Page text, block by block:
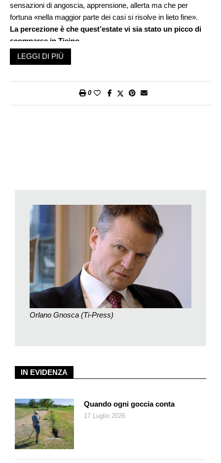
sensazioni di angoscia, apprensione, allerta ma che per
fortuna «nella maggior parte dei casi si risolve in lieto fine».
La percezione è che quest’estate vi sia stato un picco di
scomparse in Ticino.
È una percezione giusta, perché nelle ultime settimane c’è
stata una concentrazione di casi, ma in realtà – informa il
Da gennaio alla fine di agosto si contano un po’ meno di una
tipologia degli allontanamenti è comunque varia. Quello che
dico sempre è che ogni caso è un caso a sé stante, per la sua
storia, la sua particolarità. Frequentemente assistiamo, ad
esempio, all’allontanamento di ospiti delle cliniche
psichiatriche: c’è chi si allontana dagli istituti di cura ogni due
giorni, e non sono casi meno preoccupanti perché spesso,
questi sono confrontati a stati di smarrimento e si espongono a
pericolo. Oppure ci sono scomparse di persone che non
hanno mai dato adito a problemi, o ancora, la scomparsa di
persone affette da depressione e che magari hanno anche
certa idea sulla destinazione ci viene indicata dal denunciante,
altre scomparse non si sa invece né dove né quando siano
avvenute, e anche qui gli esiti sono diversi: si ha il caso ad
esempio di chi è stato due giorni al mare e poi torna e altri
episodi in cui occorre invece compiere ricerche più
approfondite. Si è insomma di fronte a una moltitudine di storie.
LEGGI DI PIÙ
0
IN EVIDENZA
Quando ogni goccia conta
17 Luglio 2026
Orlano Gnosca (Ti-Press)